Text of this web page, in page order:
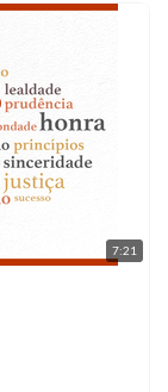
7:21